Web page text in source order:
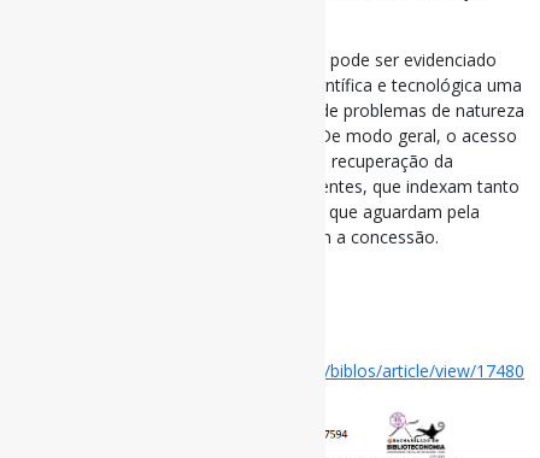
Concedido ou não, o pedido de patente pode ser evidenciado
como uma rica fonte de informação científica e tecnológica uma
vez que propicia o acesso às soluções de problemas de natureza
tecnológica enfrentados pelo homem. De modo geral, o acesso
a esses documentos se dá pela busca e recuperação da
informação nas bases de dados de patentes, que indexam tanto
os pedidos concedidos, quanto aqueles que aguardam pela
análise e também os que não obtiveram a concessão.
https://periodicos.furg.br/biblos/article/view/17480